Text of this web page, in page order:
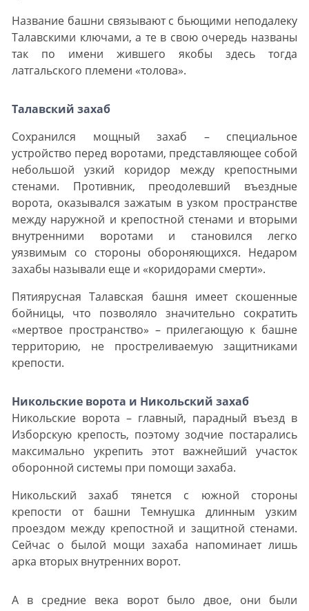
Название башни связывают с бьющими неподалеку
Талавскими ключами, а те в свою очередь названы
так по имени жившего якобы здесь тогда
латгальского племени «толова».
Талавский захаб
Сохранился мощный захаб – специальное
устройство перед воротами, представляющее собой
небольшой узкий коридор между крепостными
стенами. Противник, преодолевший въездные
ворота, оказывался зажатым в узком пространстве
между наружной и крепостной стенами и вторыми
внутренними воротами и становился легко
уязвимым со стороны обороняющихся. Недаром
захабы называли еще и «коридорами смерти».
Пятиярусная Талавская башня имеет скошенные
бойницы, что позволяло значительно сократить
«мертвое пространство» – прилегающую к башне
территорию, не простреливаемую защитниками
крепости.
Никольские ворота и Никольский захаб
Никольские ворота – главный, парадный въезд в
Изборскую крепость, поэтому зодчие постарались
максимально укрепить этот важнейший участок
оборонной системы при помощи захаба.
Никольский захаб тянется с южной стороны
крепости от башни Темнушка длинным узким
проездом между крепостной и защитной стенами.
Сейчас о былой мощи захаба напоминает лишь
арка вторых внутренних ворот.
А в средние века ворот было двое, они были